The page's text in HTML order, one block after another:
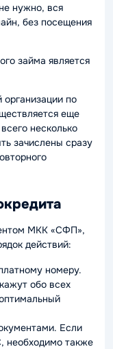
нужно, вся
без посещения
займа является
по
еще
несколько
зачислены сразу
МКК «СФП»,
действий:
номеру.
обо всех
Если
необходимо также